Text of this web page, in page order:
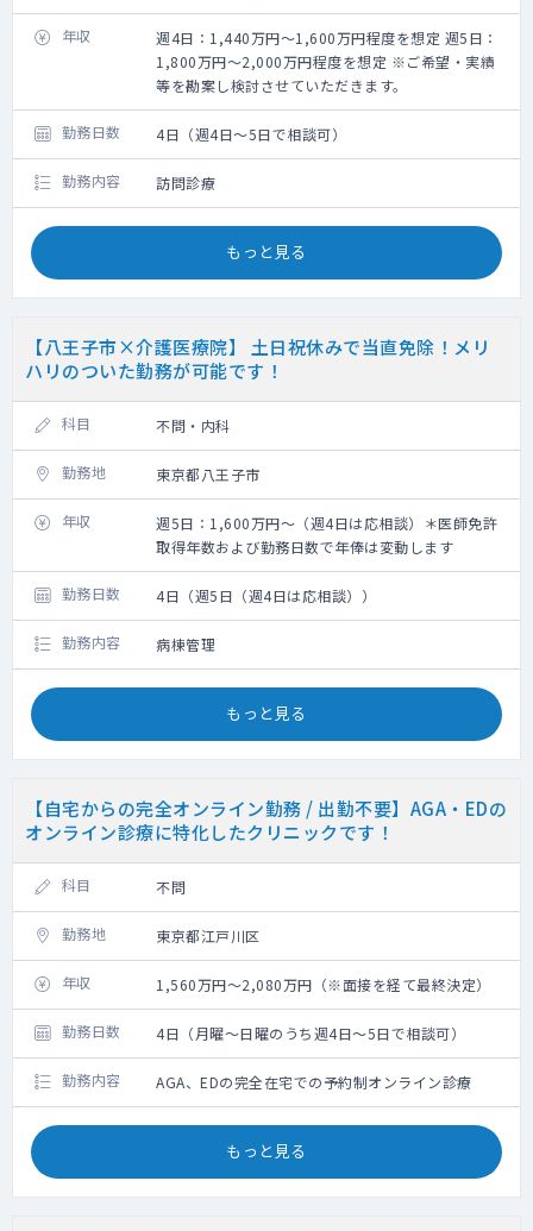
年収
週4日：1,440万円～1,600万円程度を想定 週5日：
1,800万円～2,000万円程度を想定 ※ご希望・実績
等を勘案し検討させていただきます。
勤務日数 4日（週4日～5日で相談可）
勤務内容 訪問診療
もっと見る
【八王子市×介護医療院】 土日祝休みで当直免除！メリ
ハリのついた勤務が可能です！
科目 不問・内科
勤務地 東京都八王子市
年収
週5日：1,600万円～（週4日は応相談）＊医師免許
取得年数および勤務日数で年俸は変動します
勤務日数 4日（週5日（週4日は応相談））
勤務内容 病棟管理
もっと見る
【自宅からの完全オンライン勤務 / 出勤不要】AGA・EDの
オンライン診療に特化したクリニックです！
科目 不問
勤務地 東京都江戸川区
年収 1,560万円～2,080万円（※面接を経て最終決定）
勤務日数 4日（月曜～日曜のうち週4日～5日で相談可）
勤務内容 AGA、EDの完全在宅での予約制オンライン診療
もっと見る